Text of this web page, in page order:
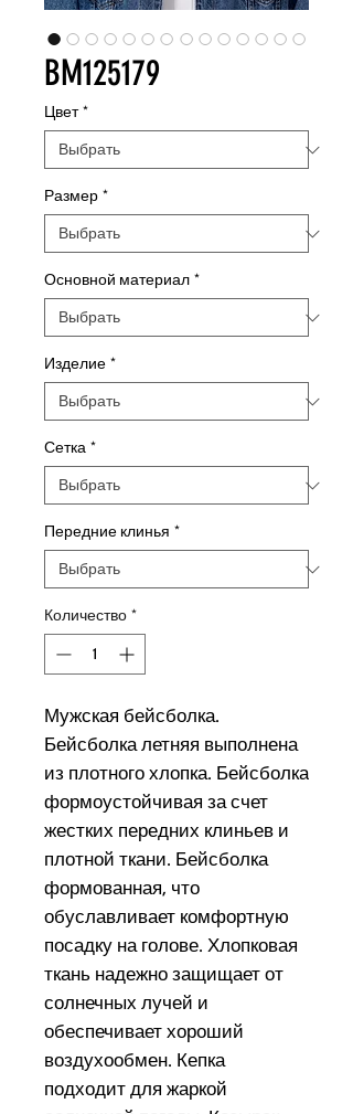
BM125179
Цвет *
Размер *
Основной материал *
Изделие *
Сетка *
Передние клинья *
Количество *
Мужская бейсболка.
Бейсболка летняя выполнена
из плотного хлопка. Бейсболка
формоустойчивая за счет
жестких передних клиньев и
плотной ткани. Бейсболка
формованная, что
обуславливает комфортную
посадку на голове. Хлопковая
ткань надежно защищает от
солнечных лучей и
обеспечивает хороший
воздухообмен. Кепка
подходит для жаркой